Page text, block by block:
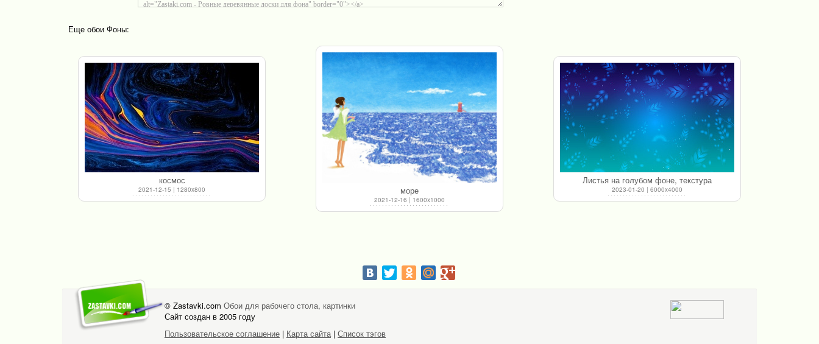
Еще обои Фоны:
космос
2021-12-15 | 1280x800 море
2021-12-16 | 1600x1000
Листья на голубом фоне, текстура
2023-01-20 | 6000x4000
© Zastavki.com Обои для рабочего стола, картинки
Сайт создан в 2005 году
Пользовательское соглашение | Карта сайта| Список тэгов